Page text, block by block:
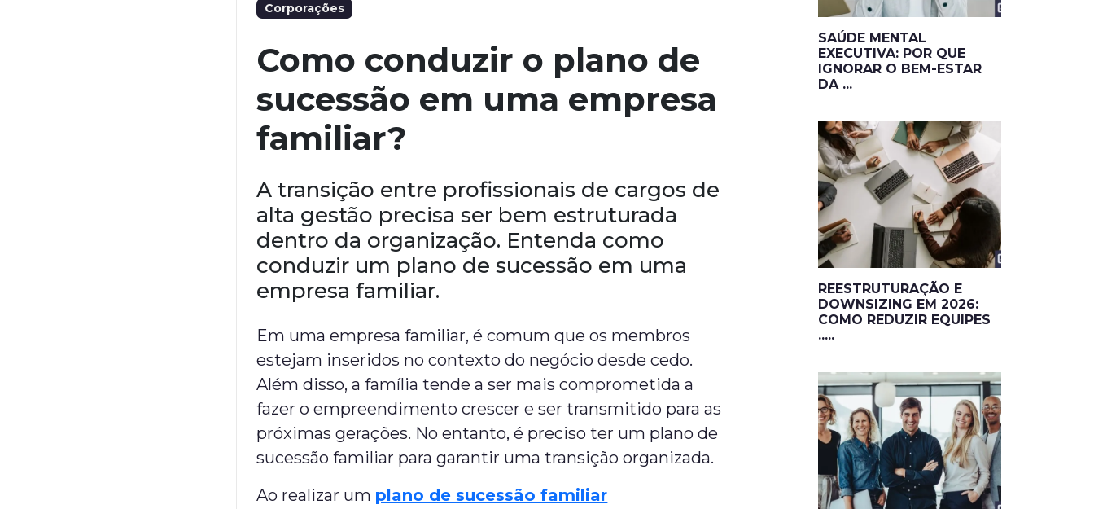
Corporações
Como conduzir o plano de
sucessão em uma empresa
familiar?
A transição entre profissionais de cargos de
alta gestão precisa ser bem estruturada
dentro da organização. Entenda como
conduzir um plano de sucessão em uma
empresa familiar.
Em uma empresa familiar, é comum que os membros
estejam inseridos no contexto do negócio desde cedo.
Além disso, a família tende a ser mais comprometida a
fazer o empreendimento crescer e ser transmitido para as
próximas gerações. No entanto, é preciso ter um plano de
sucessão familiar para garantir uma transição organizada.
Ao realizar um plano de sucessão familiar
SAÚDE MENTAL
EXECUTIVA: POR QUE
IGNORAR O BEM-ESTAR
DA ...
REESTRUTURAÇÃO E
DOWNSIZING EM 2026:
COMO REDUZIR EQUIPES
.....